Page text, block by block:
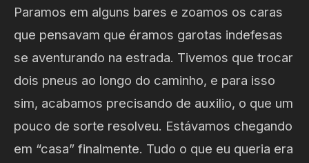
Paramos em alguns bares e zoamos os caras
que pensavam que éramos garotas indefesas
se aventurando na estrada. Tivemos que trocar
dois pneus ao longo do caminho, e para isso
sim, acabamos precisando de auxilio, o que um
pouco de sorte resolveu. Estávamos chegando
em “casa” finalmente. Tudo o que eu queria era